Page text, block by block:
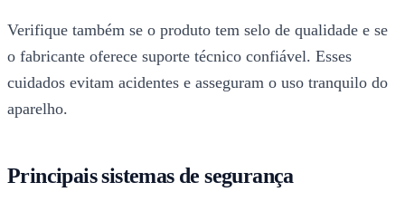
Verifique também se o produto tem selo de qualidade e se
o fabricante oferece suporte técnico confiável. Esses
cuidados evitam acidentes e asseguram o uso tranquilo do
aparelho.
Principais sistemas de segurança